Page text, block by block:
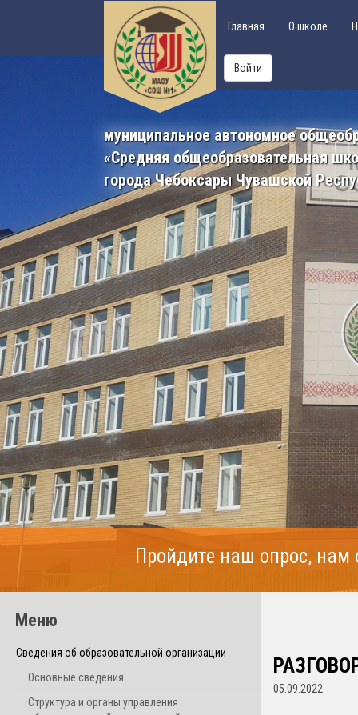
Главная О школе
Войти
муниципальное автономное
«Средняя общеобразовательная
города Чебоксары Чувашской
Пройдите наш опрос,
Меню
Сведения об образовательной организации
Основные сведения
Структура и органы управления
05.09.2022